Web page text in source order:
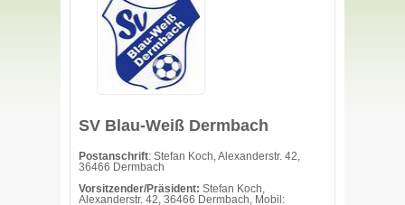
SV Blau-Weiß Dermbach
Postanschrift: Stefan Koch, Alexanderstr. 42,
36466 Dermbach
Vorsitzender/Präsident: Stefan Koch,
Alexanderstr. 42, 36466 Dermbach, Mobil: